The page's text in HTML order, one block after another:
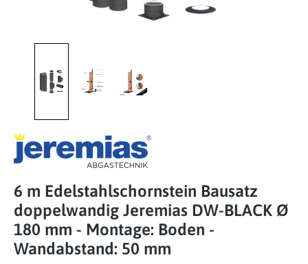
6 m Edelstahlschornstein Bausatz
doppelwandig Jeremias DW-BLACK Ø
180 mm - Montage: Boden -
Wandabstand: 50 mm